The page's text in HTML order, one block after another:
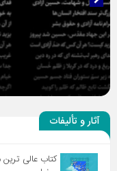
آثار و تألیفات
کتاب عالی